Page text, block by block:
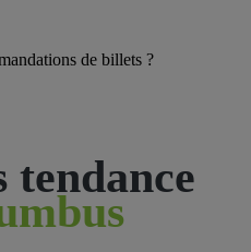
de billets ?
tendance